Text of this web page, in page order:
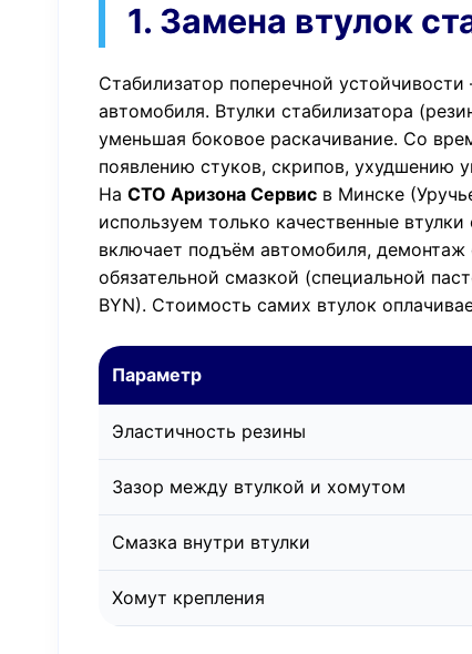
1. Замена втулок
Стабилизатор поперечной
автомобиля. Втулки стабилизатора
уменьшая боковое раскачивание. Со
появлению стуков, скрипов, ухудшению
На СТО Аризона Сервис в Минске
используем только качественные
включает подъём автомобиля, демонтаж
обязательной смазкой (специальной
BYN). Стоимость самих втулок
Параметр
Эластичность резины
Зазор между втулкой и хомутом
Смазка внутри втулки
Хомут крепления